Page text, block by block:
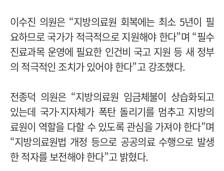
이수진 의원은 “지방의료원 회복에는 최소 5년이 필
요하므로 국가가 적극적으로 지원해야 한다”며 “필수
진료과목 운영에 필요한 인건비 국고 지원 등 새 정부
의 적극적인 조치가 있어야 한다”고 강조했다.
전종덕 의원은 “지방의료원 임금체불이 상습화되고
있는데 국가·지자체가 폭탄 돌리기를 멈추고 지방의
료원이 역할을 다할 수 있도록 관심을 가져야 한다”며
“지방의료원법 개정 등으로 공공의료 수행으로 발생
한 적자를 보전해야 한다”고 밝혔다.